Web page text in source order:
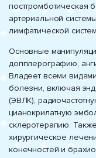
посттромботическая
артериальной
лимфатической
Основные
допплерографию,
Владеет всеми
болезни, включая
(ЭВЛК),
цианокрилатную
склеротерапию.
хирургическое
конечностей и